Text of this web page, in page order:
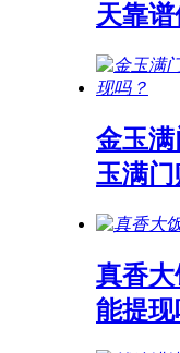
天靠谱
金玉
玉满
真香大
能提现